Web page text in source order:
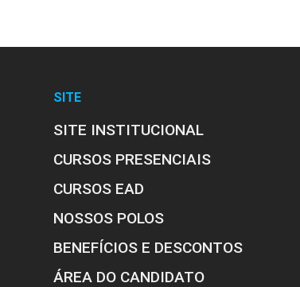
SITE
SITE INSTITUCIONAL
CURSOS PRESENCIAIS
CURSOS EAD
NOSSOS POLOS
BENEFÍCIOS E DESCONTOS
ÁREA DO CANDIDATO